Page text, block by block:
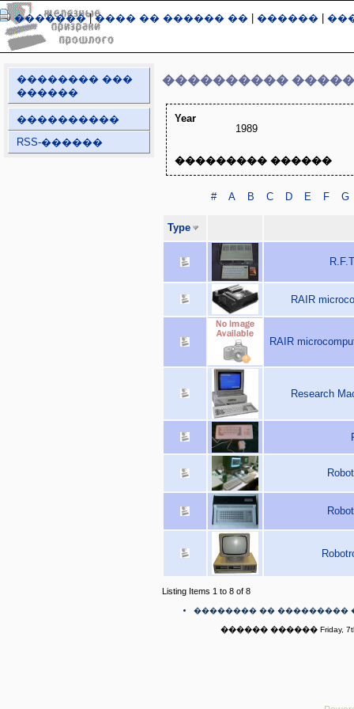
�������|���� �� ������ �� ������
�������� ���
������
����������
RSS-������
����������
Year
1989
��������� ������
# A B C D E F G
Type
RAIR
RAIR
Research
Listing Items 1 to 8 of 8
�������� �� ���������
������ ������ Friday,